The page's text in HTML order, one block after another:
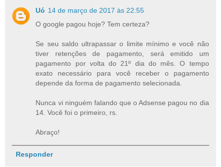
Uó 14 de março de 2017 às 22:55
O google pagou hoje? Tem certeza?
Se seu saldo ultrapassar o limite mínimo e você não
tiver retenções de pagamento, será emitido um
pagamento por volta do 21º dia do mês. O tempo
exato necessário para você receber o pagamento
depende da forma de pagamento selecionada.
Nunca vi ninguém falando que o Adsense pagou no dia
14. Você foi o primeiro, rs.
Abraço!
Responder